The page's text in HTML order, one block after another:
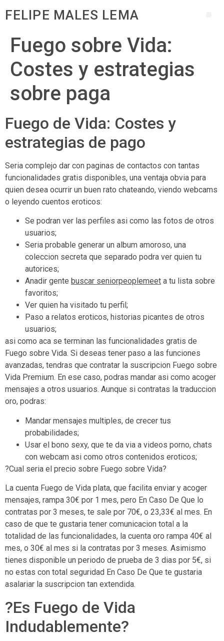
FELIPE MALES LEMA
Fuego sobre Vida:
Costes y estrategias
sobre paga
Fuego de Vida: Costes y
estrategias de pago
Seri­a complejo dar con paginas de contactos con tantas
funcionalidades gratis disponibles, una ventaja obvia para
quien desea ocurrir un buen rato chateando, viendo webcams
o leyendo cuentos eroticos:
Se podran ver las perfiles asi­ como las fotos de otros
usuarios;
Seri­a probable generar un album amoroso, una
coleccion secreta que separado podra ver quien tu
autorices;
Anadir gente buscar seniorpeoplemeet a tu lista sobre
favoritos;
Ver quien ha visitado tu perfil;
Paso a relatos eroticos, historias picantes de otros
usuarios;
asi­ como aca se terminan las funcionalidades gratis de
Fuego sobre Vida. Si deseas tener paso a las funciones
avanzadas, tendras que contratar la suscripcion Fuego sobre
Vida Premium. En ese caso, podras mandar asi­ como acoger
mensajes a otros usuarios. Aunque si contratas la traduccion
oro, podras:
Mandar mensajes multiples, de crecer tus
probabilidades;
Usar el bono sexy, que te da via a videos porno, chats
con webcam asi­ como otros contenidos eroticos;
?Cual seri­a el precio sobre Fuego sobre Vida?
La cuenta Fuego de Vida plata, que facilita enviar y acoger
mensajes, rampa 30€ por 1 mes, pero En Caso De Que lo
contratas por 3 meses, te sale por 70€, o 23,33€ al mes. En
caso de que te gustaria tener comunicacion total a la
totalidad de las funcionalidades, la cuenta oro rampa 40€ al
mes, o 30€ al mes si la contratas por 3 meses. Asimismo
tienes disponible un periodo de prueba de 3 dias por 5€, si
no estas con total seguridad En Caso De Que te gustaria
asalariar la suscripcion tan extendida.
?Es Fuego de Vida
Indudablemente?